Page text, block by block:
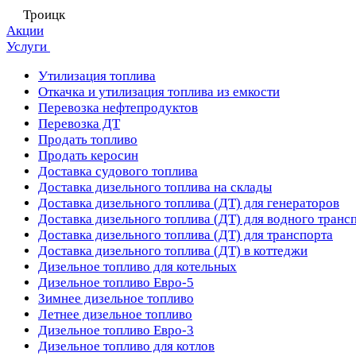
Троицк
Акции
Услуги
Утилизация топлива
Откачка и утилизация топлива из емкости
Перевозка нефтепродуктов
Перевозка ДТ
Продать топливо
Продать керосин
Доставка судового топлива
Доставка дизельного топлива на склады
Доставка дизельного топлива (ДТ) для генераторов
Доставка дизельного топлива (ДТ) для водного
Доставка дизельного топлива (ДТ) для транспорта
Доставка дизельного топлива (ДТ) в коттеджи
Дизельное топливо для котельных
Дизельное топливо Евро-5
Зимнее дизельное топливо
Летнее дизельное топливо
Дизельное топливо Евро-3
Дизельное топливо для котлов